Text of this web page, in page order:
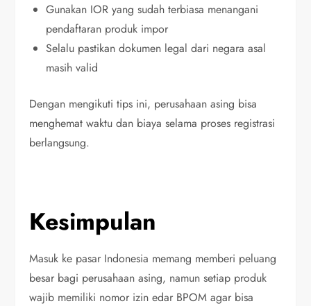
Gunakan IOR yang sudah terbiasa menangani
pendaftaran produk impor
Selalu pastikan dokumen legal dari negara asal
masih valid
Dengan mengikuti tips ini, perusahaan asing bisa
menghemat waktu dan biaya selama proses registrasi
berlangsung.
Kesimpulan
Masuk ke pasar Indonesia memang memberi peluang
besar bagi perusahaan asing, namun setiap produk
wajib memiliki nomor izin edar BPOM agar bisa